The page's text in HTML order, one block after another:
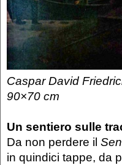
Caspar David
90×70 cm
Un sentiero sulle
Da non perdere il
in quindici tappe, da